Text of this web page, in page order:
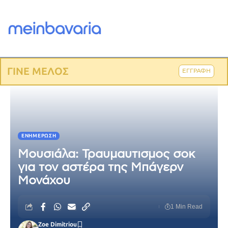
ΓΙΝΕ ΜΕΛΟΣ ΕΓΓΡΑΦΗ
ΕΝΗΜΈΡΩΣΗ
Μουσιάλα: Τραυμαυτισμος σοκ
για τον αστέρα της Μπάγερν
Μονάχου
Zoe Dimitriou
1 Min Read